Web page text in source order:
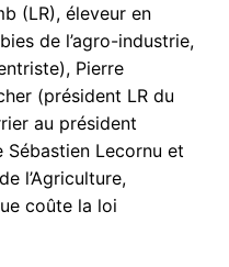
(LR), éleveur en
de l’agro-industrie,
Pierre
(président LR du
au président
Sébastien Lecornu et
l’Agriculture,
coûte la loi